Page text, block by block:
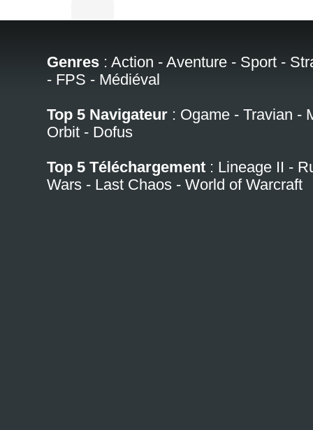
Genres : Action - Aventure - Sport -
- FPS - Médiéval
Top 5 Navigateur : Ogame - Travian -
Orbit - Dofus
Top 5 Téléchargement : Lineage II -
Wars - Last Chaos - World of Warcraft